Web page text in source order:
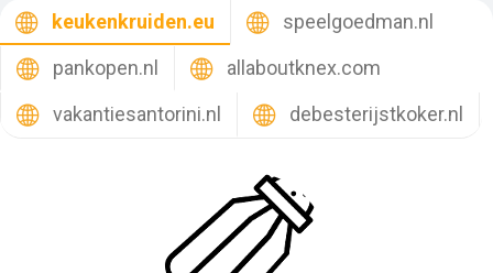
keukenkruiden.eu
speelgoedman.nl
pankopen.nl
allaboutknex.com
vakantiesantorini.nl
debesterijstkoker.nl